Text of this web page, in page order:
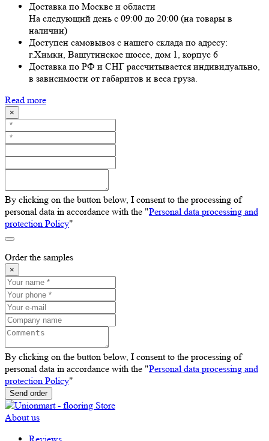
Доставка по Москве и области
На следующий день с 09:00 до 20:00 (на товары в
наличии)
Доступен самовывоз с нашего склада по адресу:
г.Химки, Вашутинское шоссе, дом 1, корпус 6
Доставка по РФ и СНГ рассчитывается индивидуально,
в зависимости от габаритов и веса груза.
Read more
×
By clicking on the button below, I consent to the processing of
personal data in accordance with the "Personal data processing and
protection Policy"
Order the samples
×
By clicking on the button below, I consent to the processing of
personal data in accordance with the "Personal data processing and
protection Policy"
Send order
About us